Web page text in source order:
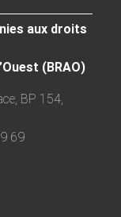
aux droits
(BRAO)
BP 154,
69